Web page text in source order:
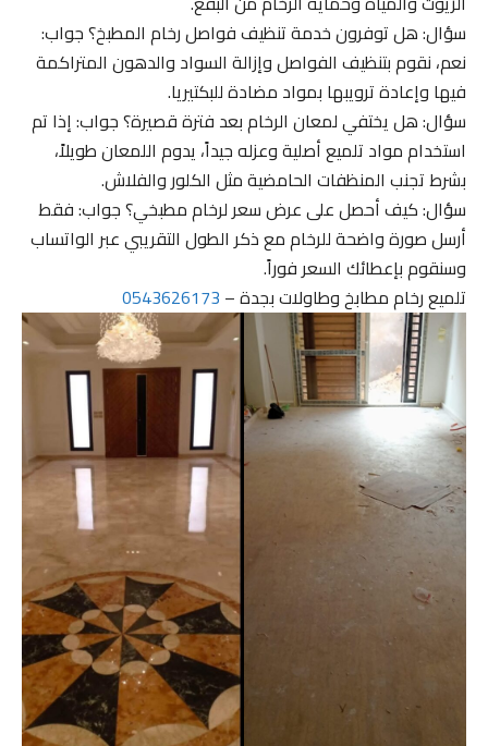
سؤال: هل توفرون خدمة تنظيف فواصل رخام المطبخ؟ جواب:
نعم، نقوم بتنظيف الفواصل وإزالة السواد والدهون المتراكمة
فيها وإعادة ترويبها بمواد مضادة للبكتيريا.
سؤال: هل يختفي لمعان الرخام بعد فترة قصيرة؟ جواب: إذا تم
استخدام مواد تلميع أصلية وعزله جيداً، يدوم اللمعان طويلاً،
بشرط تجنب المنظفات الحامضية مثل الكلور والفلاش.
سؤال: كيف أحصل على عرض سعر لرخام مطبخي؟ جواب: فقط
أرسل صورة واضحة للرخام مع ذكر الطول التقريبي عبر الواتساب
وسنقوم بإعطائك السعر فوراً.
تلميع رخام مطابخ وطاولات بجدة –0543626173